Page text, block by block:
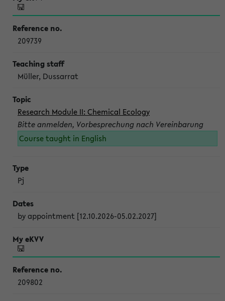
209739
Müller, Dussarrat
Research Module II: Chemical Ecology
Bitte anmelden, Vorbesprechung nach Vereinbarung
Course taught in English
Pj
by appointment [12.10.2026-05.02.2027]
209802